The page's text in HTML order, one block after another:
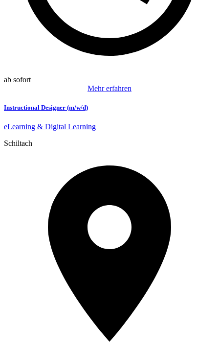
ab sofort
Mehr erfahren
Instructional Designer (m/w/d)
eLearning & Digital Learning
Schiltach